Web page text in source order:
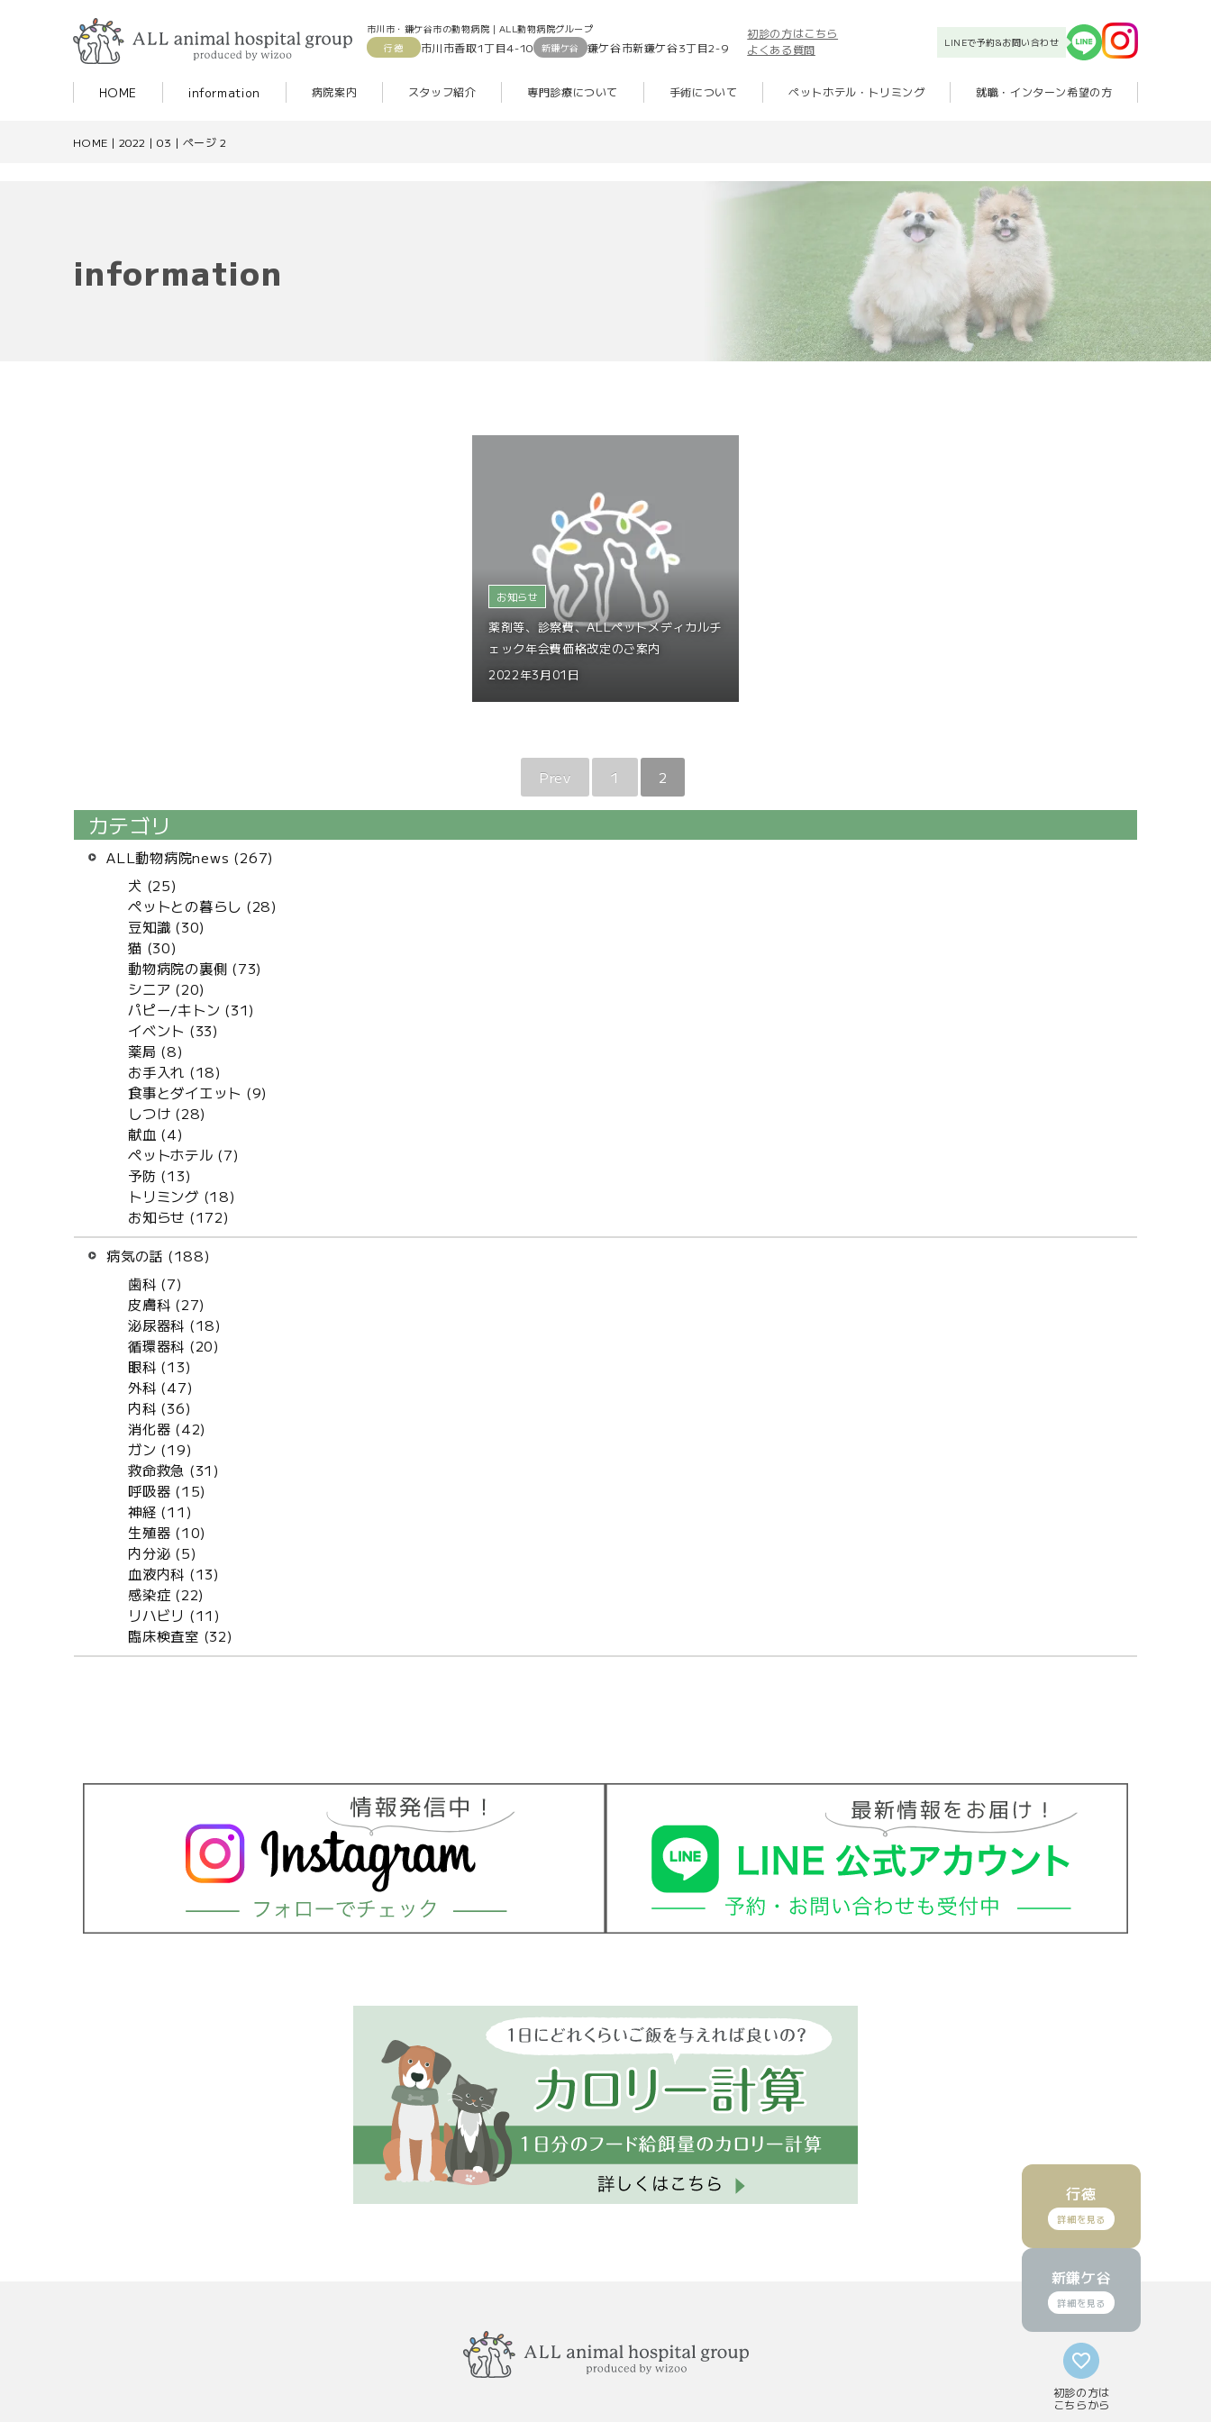
市川市・鎌ケ谷市の動物病院｜ALL動物病院グループ
行徳
市川市香取1丁目4-10 新鎌ケ谷 鎌ケ谷市新鎌ケ谷3丁目2-9
初診の方はこちら
よくある質問
LINEで予約&お問い合わせ
HOME information 病院案内 スタッフ紹介 専門診療について 手術について ペットホテル・トリミング 就職・インターン希望の方
HOME | 2022 | 03 | ページ 2
行徳
新鎌ケ谷
初診の方は
こちらから
information
お知らせ
薬剤等、診察費、ALLペットメディカルチ
ェック年会費価格改定のご案内
2022年3月01日
Prev 1 2
カテゴリ
ALL動物病院news (267)
犬 (25)
ペットとの暮らし (28)
豆知識 (30)
猫 (30)
動物病院の裏側 (73)
シニア (20)
パピー/キトン (31)
イベント (33)
薬局 (8)
お手入れ (18)
食事とダイエット (9)
しつけ (28)
献血 (4)
ペットホテル (7)
予防 (13)
トリミング (18)
お知らせ (172)
病気の話 (188)
歯科 (7)
皮膚科 (27)
泌尿器科 (18)
循環器科 (20)
眼科 (13)
外科 (47)
内科 (36)
消化器 (42)
ガン (19)
救命救急 (31)
呼吸器 (15)
神経 (11)
生殖器 (10)
内分泌 (5)
血液内科 (13)
感染症 (22)
リハビリ (11)
臨床検査室 (32)